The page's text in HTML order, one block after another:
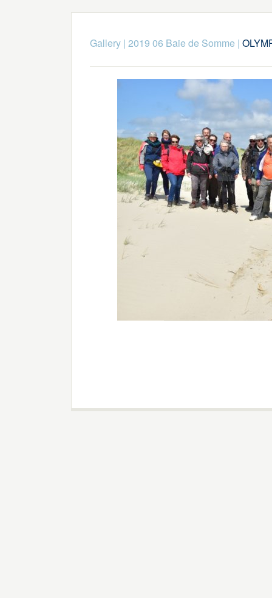
Gallery| 2019 06 Baie de Somme |